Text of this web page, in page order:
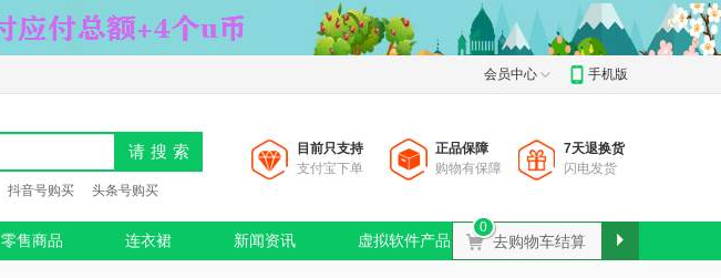
会员中心 手机版
请搜索
抖音号购买 头条号购买
目前只支持
支付宝下单
正品保障
购物有保障
7天退换货
闪电发货
零售商品 连衣裙 新闻资讯 虚拟软件产品 广告服务
Ɲ 去购物车结算 
0